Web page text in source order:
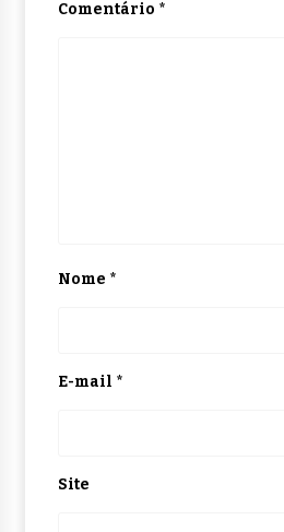
Comentário *
Nome *
E-mail *
Site